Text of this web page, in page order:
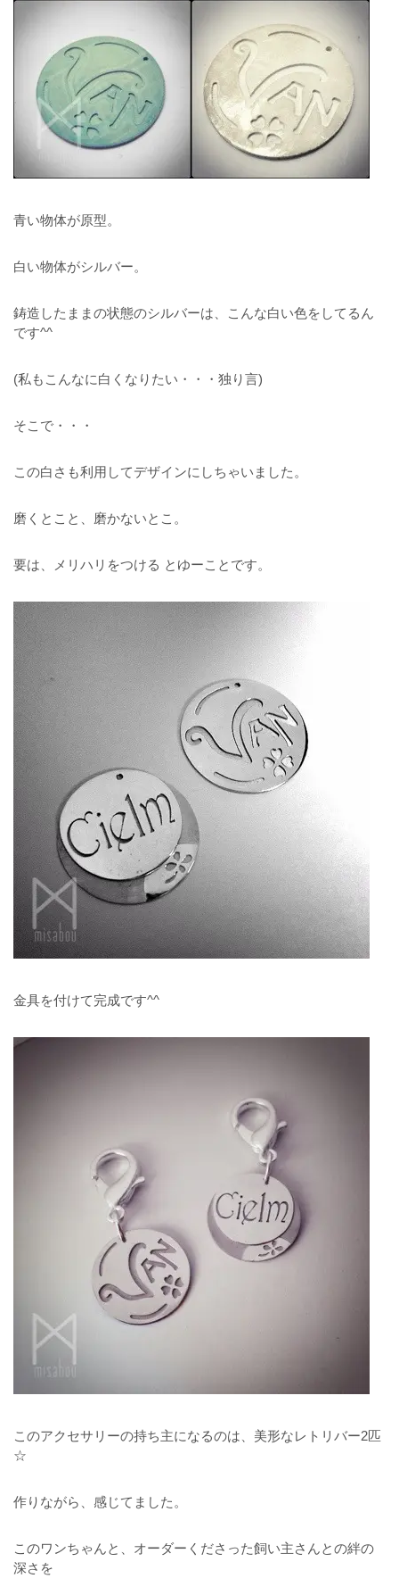
青い物体が原型。
白い物体がシルバー。
鋳造したままの状態のシルバーは、こんな白い色をしてるん
です^^
(私もこんなに白くなりたい・・・独り言)
そこで・・・
この白さも利用してデザインにしちゃいました。
磨くとこと、磨かないとこ。
要は、メリハリをつける とゆーことです。
金具を付けて完成です^^
このアクセサリーの持ち主になるのは、美形なレトリバー2匹
☆
作りながら、感じてました。
このワンちゃんと、オーダーくださった飼い主さんとの絆の
深さを